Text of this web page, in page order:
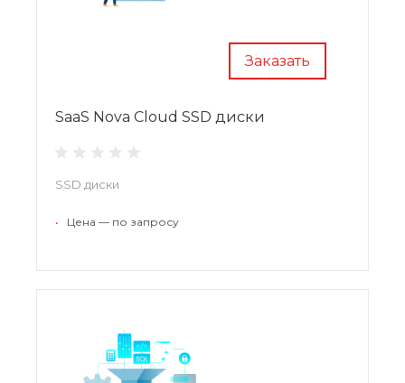
Заказать
SaaS Nova Cloud SSD диски
SSD диски
• Цена — по запросу